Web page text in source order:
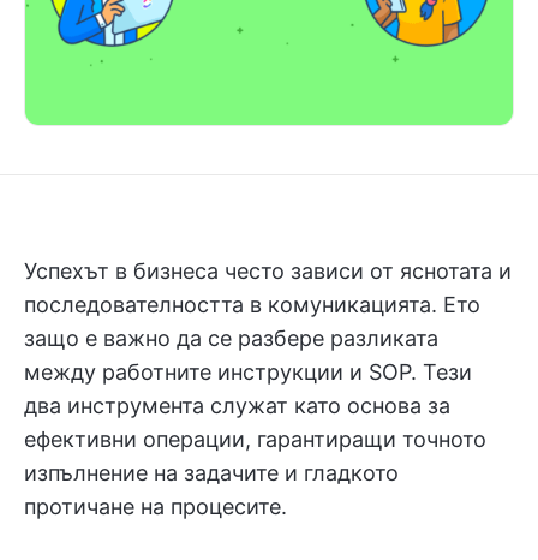
Успехът в бизнеса често зависи от яснотата и
последователността в комуникацията. Ето
защо е важно да се разбере разликата
между работните инструкции и SOP. Тези
два инструмента служат като основа за
ефективни операции, гарантиращи точното
изпълнение на задачите и гладкото
протичане на процесите.